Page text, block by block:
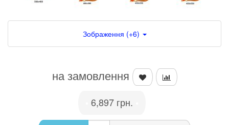
на замовлення
6,897 грн.
Зображення (+6)